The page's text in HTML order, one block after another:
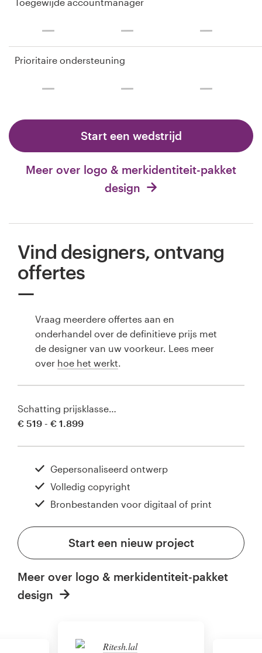
Prioritaire ondersteuning
Start een wedstrijd
Meer over logo & merkidentiteit-pakket
design
Ritesh.lal
Vind designers, ontvang
offertes
Vraag meerdere offertes aan en
onderhandel over de definitieve prijs met
de designer van uw voorkeur. Lees meer
over hoe het werkt
Schatting prijsklasse…
€ 519 - € 1.899
Gepersonaliseerd ontwerp
Volledig copyright
Bronbestanden voor digitaal of print
Start een nieuw project
Meer over logo & merkidentiteit-pakket
design